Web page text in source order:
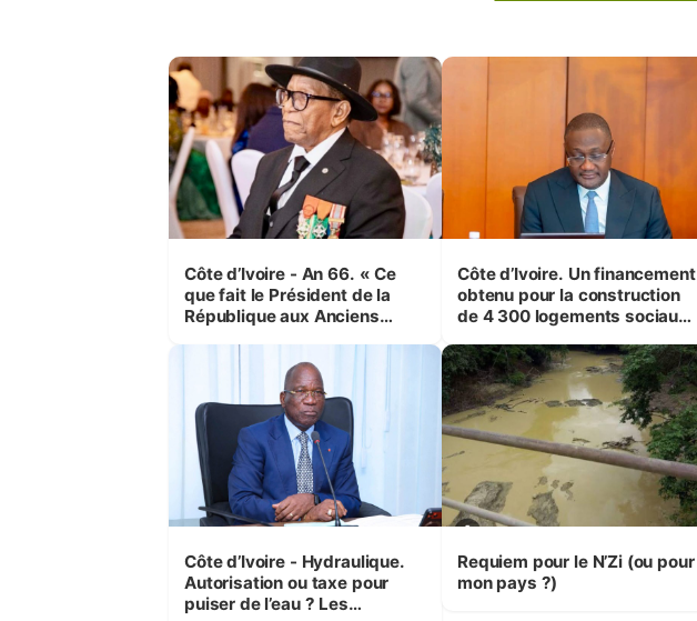
Côte d’Ivoire - An 66. « Ce
que fait le Président de la
République aux Anciens
(Cne Yassoungo Koné ®)
Côte d’Ivoire. Un financement
obtenu pour la construction
de 4 300 logements sociaux
Bouaké et Yamoussoukro
Côte d’Ivoire - Hydraulique.
Autorisation ou taxe pour
puiser de l’eau ? Les
Requiem pour le N’Zi (ou pour
mon pays ?)